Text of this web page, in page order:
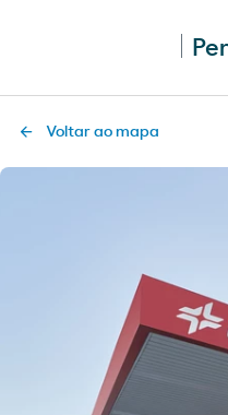
Voltar ao mapa